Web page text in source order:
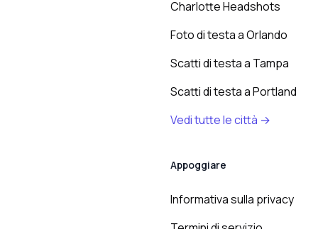
Charlotte Headshots
Foto di testa a Orlando
Scatti di testa a Tampa
Scatti di testa a Portland
Vedi tutte le città →
Appoggiare
Informativa sulla privacy